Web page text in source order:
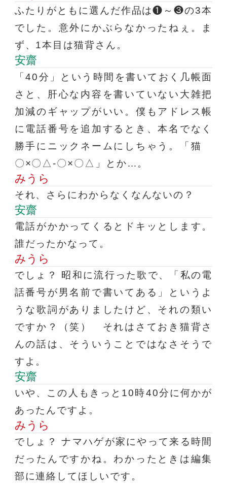
ふたりがともに選んだ作品は❶～❸の3本
でした。意外にかぶらなかったねぇ。ま
ず、1本目は猫背さん。
安齋
「40分」という時間を書いておく几帳面
さと、肝心な内容を書いていない大雑把
加減のギャップがいい。僕もアドレス帳
に電話番号を追加するとき、本名でなく
勝手にニックネームにしちゃう。「猫
〇×〇△‐〇×〇△」とか…。
みうら
それ、さらにわからなくなんないの？
安齋
電話がかかってくるとドキッとします。
誰だったかなって。
みうら
でしょ？ 昭和に流行った歌で、「私の電
話番号が男名前で書いてある」というよ
うな歌詞がありましたけど、それの類い
ですか？（笑） それはさておき猫背さ
んの話は、そういうことではなさそうで
すよ。
安齋
いや、この人もきっと10時40分に何かが
あったんですよ。
みうら
でしょ？ ナマハゲが家にやって来る時間
だったんですかね。わかったときは編集
部に連絡してほしいです。